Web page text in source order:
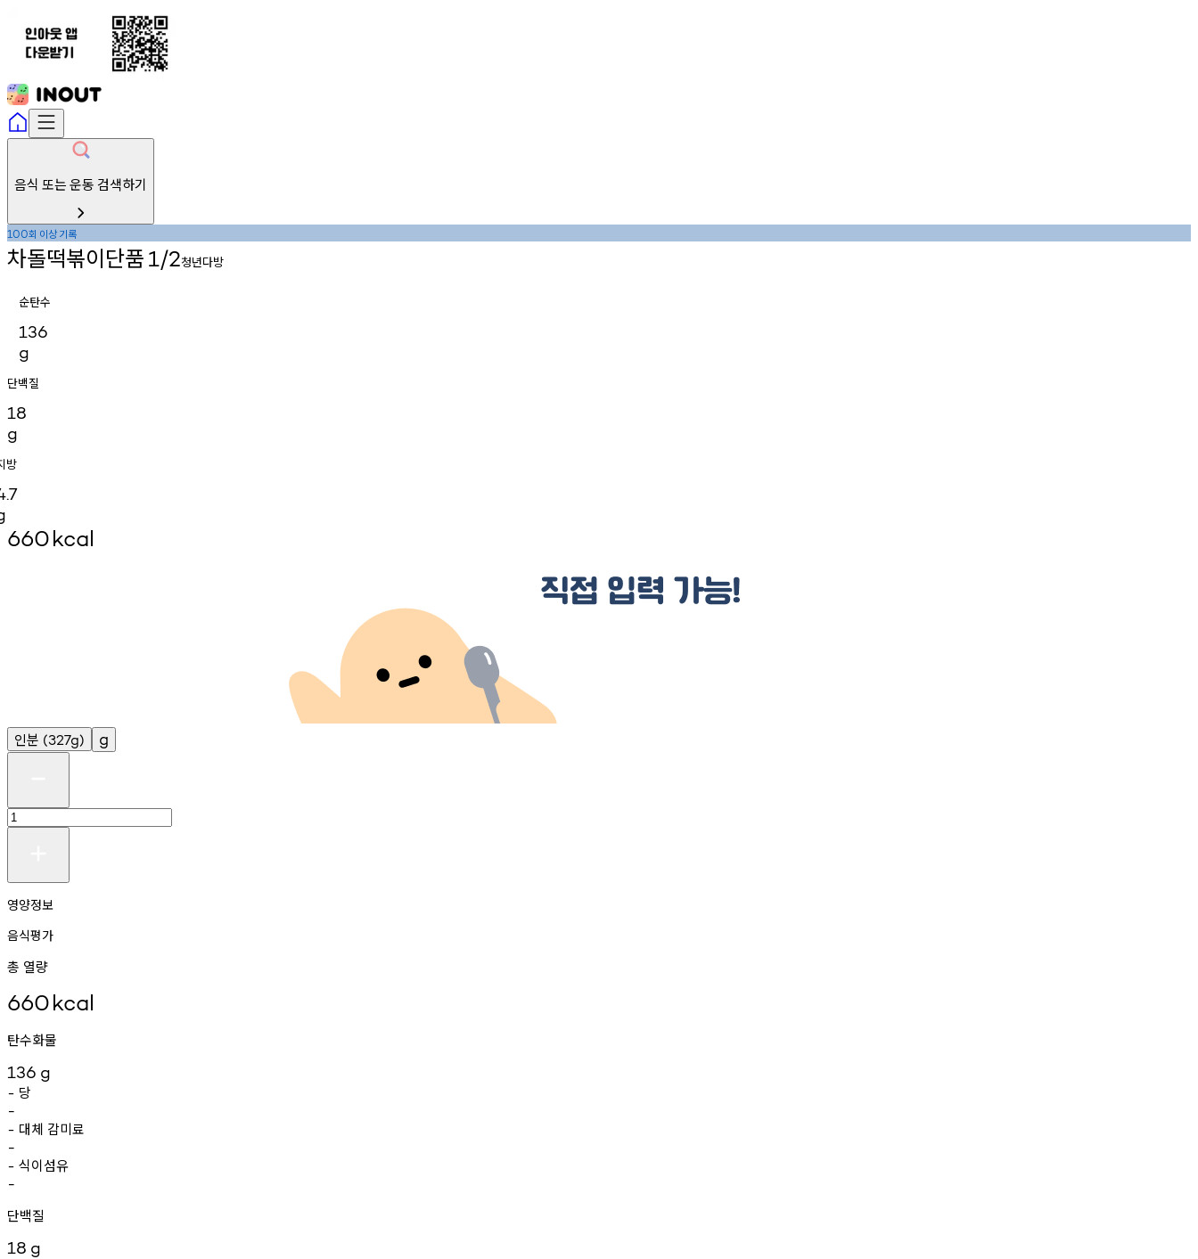
음식 또는 운동 검색하기
100회 이상기록
차돌떡볶이단품1/2청년다방
순탄수
136
g
단백질
18
g
방
660kcal
인분 (327g) g
영양정보
음식평가
총 열량
660kcal
탄수화물
136 g
- 당
-
- 대체 감미료
-
- 식이섬유
-
단백질
18 g